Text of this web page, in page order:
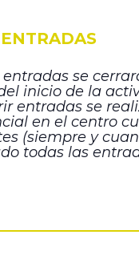
se
inicio de la
entradas se
en el centro
(siempre y
todas las